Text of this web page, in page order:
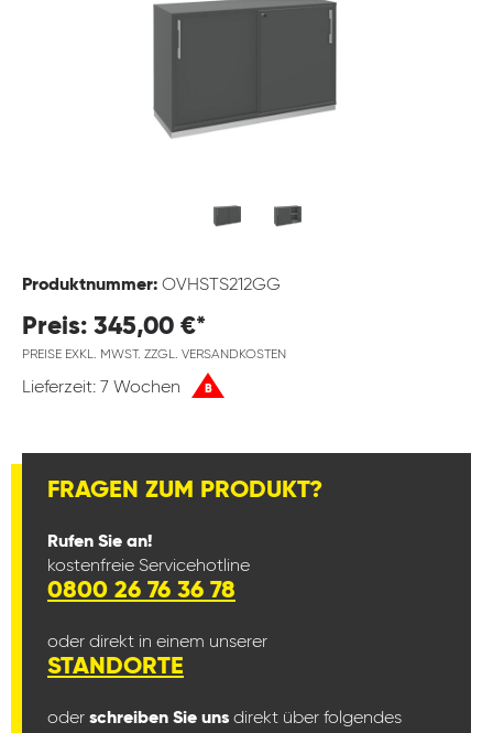
Produktnummer: OVHSTS212GG
Preis: 345,00 €*
PREISE EXKL. MWST. ZZGL. VERSANDKOSTEN
Lieferzeit: 7 Wochen B
FRAGEN ZUM PRODUKT?
Rufen Sie an!
kostenfreie Servicehotline
0800 26 76 36 78
oder direkt in einem unserer
STANDORTE
oder schreiben Sie uns direkt über folgendes